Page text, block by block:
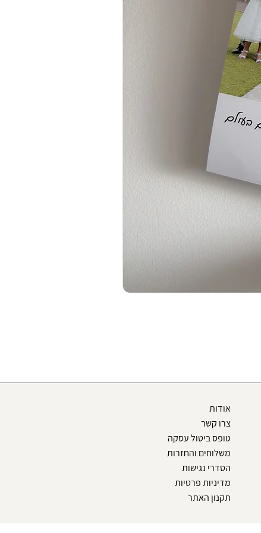
אודות
צרו קשר
טופס ביטול עסקה
משלוחים והחזרות
הסדרי נגישות
מדיניות פרטיות
תקנון האתר